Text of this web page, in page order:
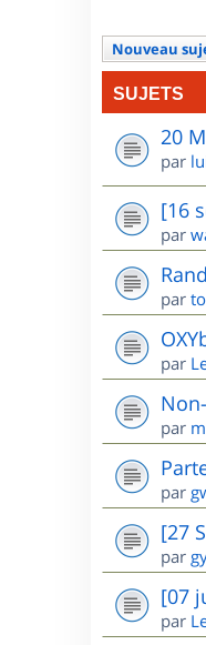
Nouveau
SUJETS
20
par
[16
par
par
par
par
par
[27
par
[07
par